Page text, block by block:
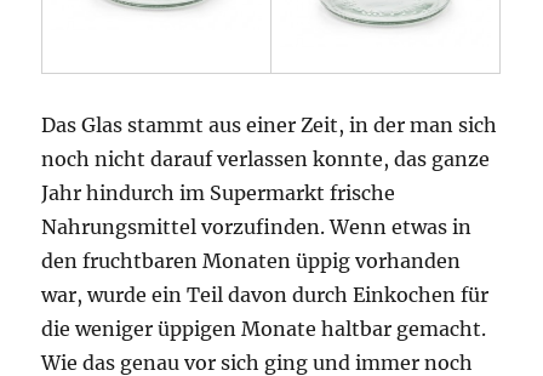
Das Glas stammt aus einer Zeit, in der man sich
noch nicht darauf verlassen konnte, das ganze
Jahr hindurch im Supermarkt frische
Nahrungsmittel vorzufinden. Wenn etwas in
den fruchtbaren Monaten üppig vorhanden
war, wurde ein Teil davon durch Einkochen für
die weniger üppigen Monate haltbar gemacht.
Wie das genau vor sich ging und immer noch